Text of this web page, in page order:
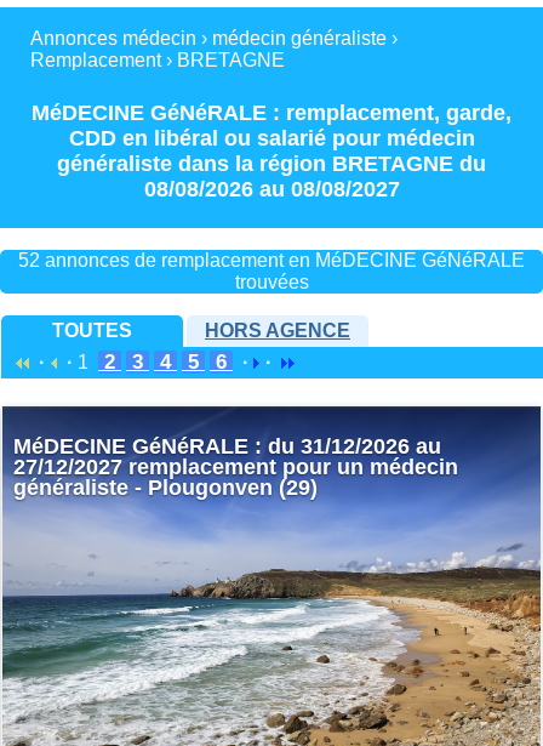
Annonces médecin › médecin généraliste ›
Remplacement › BRETAGNE
MéDECINE GéNéRALE : remplacement, garde,
CDDen libéral ou salariépour médecin
généraliste dans la région BRETAGNE du
08/08/2026 au 08/08/2027
52 annonces de remplacement en MéDECINE GéNéRALE
trouvées
TOUTES
HORS AGENCE
·
· 1 2 3 4 5 6 · ·
MéDECINE GéNéRALE : du 31/12/2026 au
27/12/2027 remplacement pour un médecin
généraliste - Plougonven (29)